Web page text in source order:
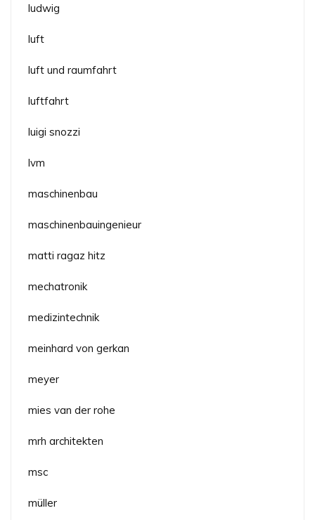
ludwig
luft
luft und raumfahrt
luftfahrt
luigi snozzi
lvm
maschinenbau
maschinenbauingenieur
matti ragaz hitz
mechatronik
medizintechnik
meinhard von gerkan
meyer
mies van der rohe
mrh architekten
msc
müller